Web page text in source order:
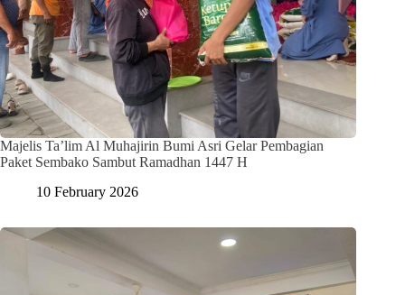
Majelis Ta’lim Al Muhajirin Bumi Asri Gelar Pembagian
Paket Sembako Sambut Ramadhan 1447 H
10 February 2026